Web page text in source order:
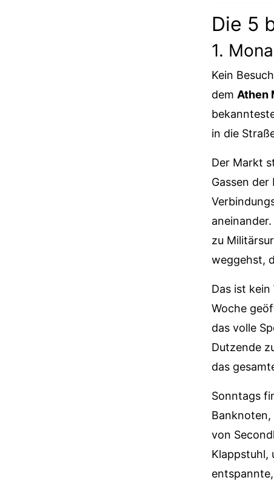
Die 5
1.
Kein
dem Athen
in die
Der Markt
Gassen
zu
weggehst,
Das ist
Woche
das volle
Dutzende
das
Sonntags
von
Klappstuhl,